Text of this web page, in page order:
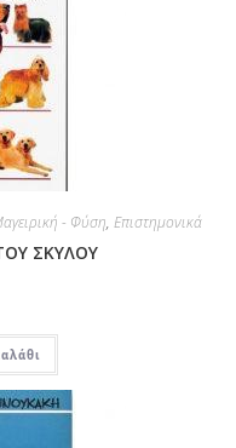
- Φύση, Επιστημονικά
ΣΚΥΛΟΥ